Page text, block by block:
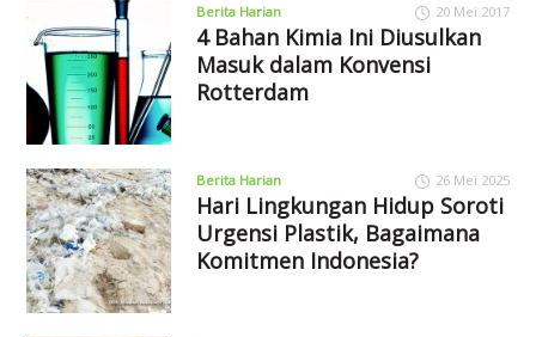
Berita Harian 20 Mei 2017
4 Bahan Kimia Ini Diusulkan
Masuk dalam Konvensi
Rotterdam
Berita Harian 26 Mei 2025
Hari Lingkungan Hidup Soroti
Urgensi Plastik, Bagaimana
Komitmen Indonesia?